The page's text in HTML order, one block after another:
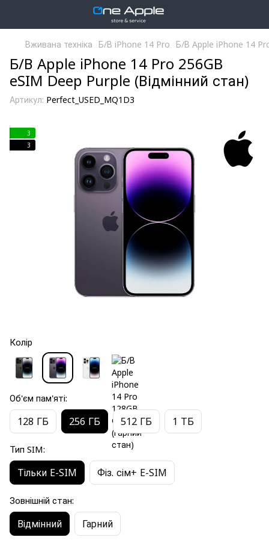
Вживана техніка Б/В iPhone 14 Pro Б/В Apple iPhone 14
Б/В Apple iPhone 14 Pro 256GB
eSIM Deep Purple (Відмінний стан)
Артикул: Perfect_USED_MQ1D3
3
3
Колір
Об'єм пам'яті:
128 ГБ 256 ГБ 512 ГБ 1 ТБ
Тип SIM:
Тільки E-SIM Фіз. сім+ E-SIM
Зовнішній стан:
Відмінний Гарний